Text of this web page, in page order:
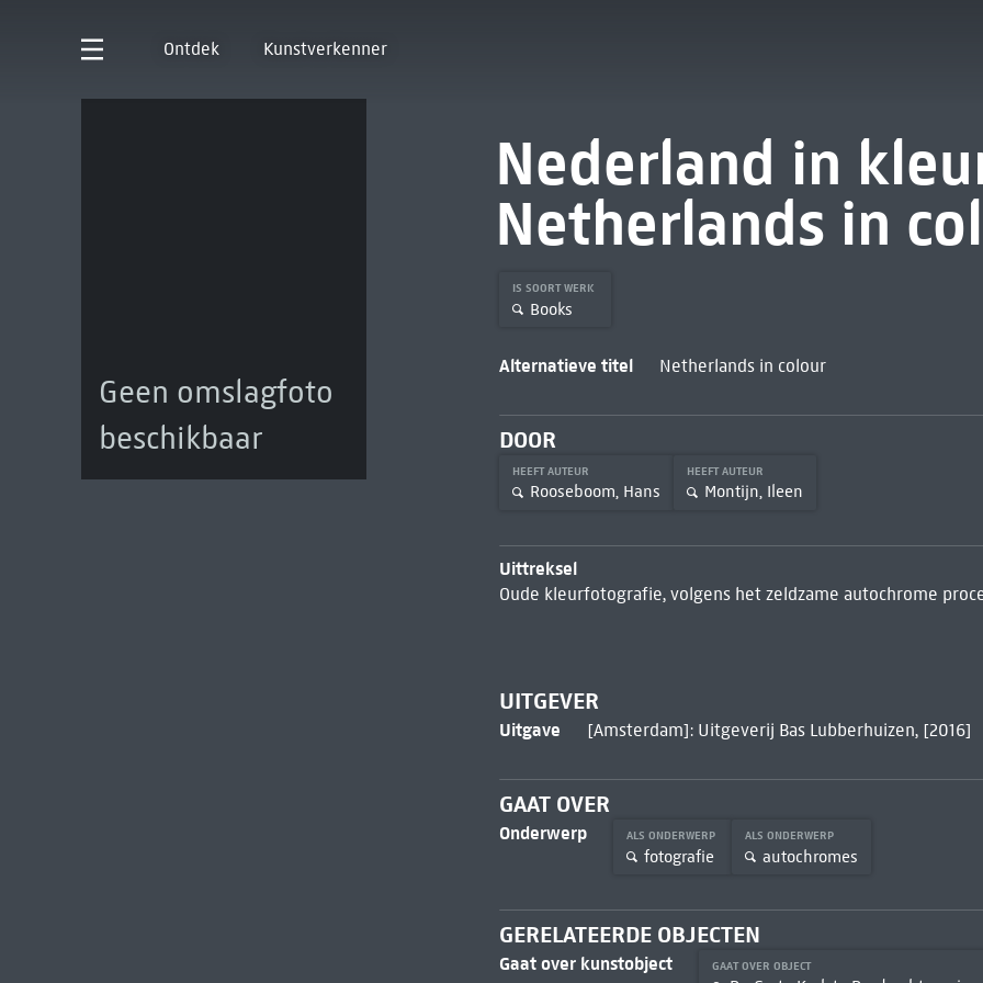
Ontdek Kunstverkenner
Geen omslagfoto
beschikbaar
Nederland in
Netherlands in
IS SOORT WERK
Books
Alternatieve titel Netherlands in colour
DOOR
HEEFT AUTEUR
Rooseboom, Hans
HEEFT AUTEUR
Montijn, Ileen
Uittreksel
Oude kleurfotografie, volgens het zeldzame autochrome
UITGEVER
Uitgave [Amsterdam]: Uitgeverij Bas Lubberhuizen, [2016]
GAAT OVER
Onderwerp ALS ONDERWERP
fotografie
ALS ONDERWERP
autochromes
GERELATEERDE OBJECTEN
Gaat over kunstobject GAAT OVER OBJECT